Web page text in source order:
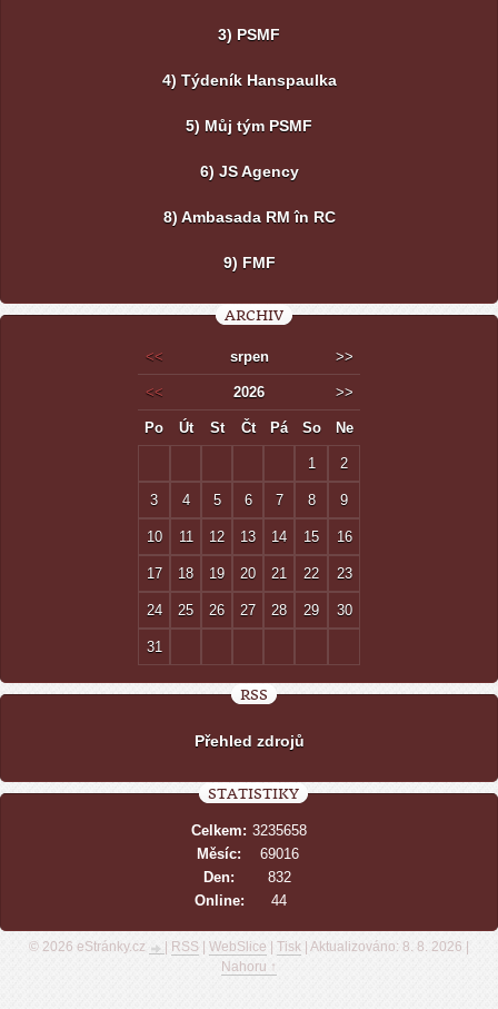
3) PSMF
4) Týdeník Hanspaulka
5) Můj tým PSMF
6) JS Agency
8) Ambasada RM în RC
9) FMF
ARCHIV
<< srpen >>
<< 2026 >>
Po Út St Čt Pá So Ne
1 2
3 4 5 6 7 8 9
10 11 12 13 14 15 16
17 18 19 20 21 22 23
24 25 26 27 28 29 30
31
RSS
Přehled zdrojů
STATISTIKY
Online: 44
Celkem: 3235658
Měsíc:
69016
Den:
832
© 2026 eStránky.cz RSS WebSlice Tisk Aktualizováno: 8. 8. 2026
Nahoru ↑